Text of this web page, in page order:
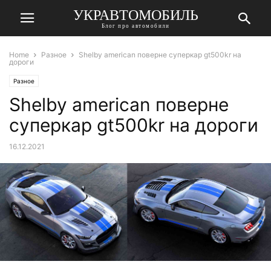
УКРАВТОМОБИЛЬ
Блог про автомобили
Home Разное
Shelby american поверне суперкар gt500kr на
дороги
Разное
Shelby american поверне
суперкар gt500kr на дороги
16.12.2021